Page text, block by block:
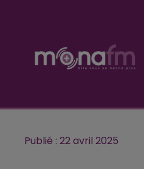
Publié : 22 avril 2025